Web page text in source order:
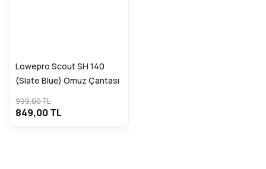
Lowepro Scout SH 140
(Slate Blue) Omuz Çantası
999,00 TL
849,00 TL